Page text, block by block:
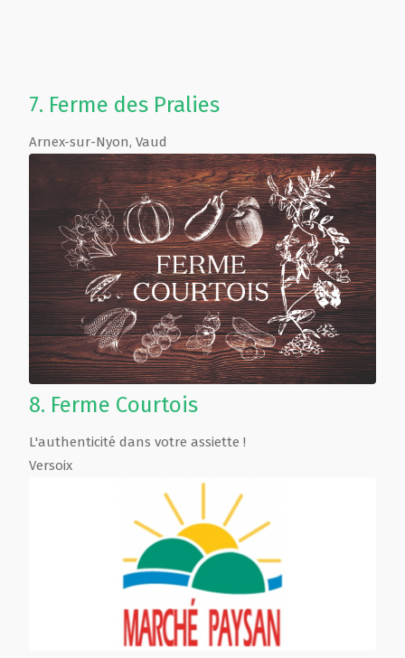
7. Ferme des Pralies
Arnex-sur-Nyon, Vaud
8. Ferme Courtois
L'authenticité dans votre assiette !
Versoix